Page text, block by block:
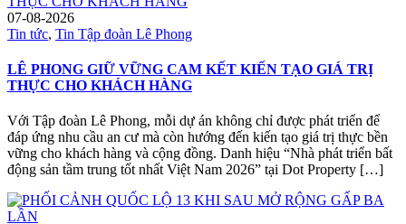
07-08-2026
Tin tức, Tin Tập đoàn Lê Phong
LÊ PHONG GIỮ VỮNG CAM KẾT KIẾN TẠO GIÁ TRỊ
THỰC CHO KHÁCH HÀNG
Với Tập đoàn Lê Phong, mỗi dự án không chỉ được phát triển để
đáp ứng nhu cầu an cư mà còn hướng đến kiến tạo giá trị thực bền
vững cho khách hàng và cộng đồng. Danh hiệu “Nhà phát triển bất
động sản tầm trung tốt nhất Việt Nam 2026” tại Dot Property […]